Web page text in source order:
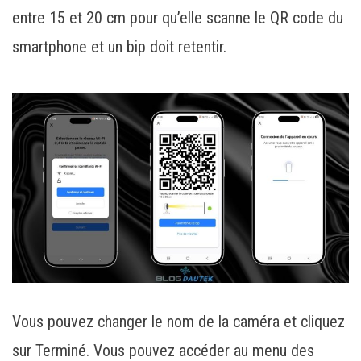
entre 15 et 20 cm pour qu’elle scanne le QR code du
smartphone et un bip doit retentir.
Vous pouvez changer le nom de la caméra et cliquez
sur Terminé. Vous pouvez accéder au menu des